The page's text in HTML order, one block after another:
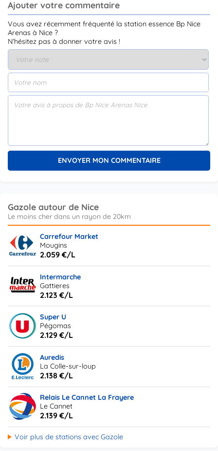
Ajouter votre commentaire
Vous avez récemment fréquenté la station essence Bp Nice
Arenas à Nice ?
N'hésitez pas à donner votre avis !
Gazole autour de Nice
Carrefour Market
Mougins
2.059 €/L
Intermarche
Gattieres
2.123 €/L
Super U
Pégomas
2.129 €/L
Auredis
La Colle-sur-loup
2.138 €/L
Relais Le Cannet La Frayere
Le Cannet
2.139 €/L
Voir plus de stations avec Gazole